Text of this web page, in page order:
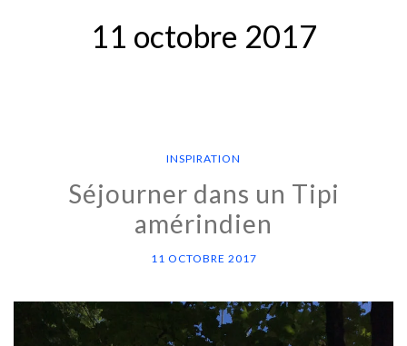
11 octobre 2017
INSPIRATION
Séjourner dans un Tipi
amérindien
11 OCTOBRE 2017